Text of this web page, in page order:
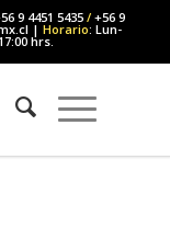
9 4451 5435 /+56 9
| Horario: Lun-
hrs.